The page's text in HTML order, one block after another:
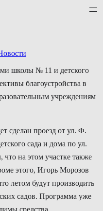
школы № 11 и детского
благоустройства в
учреждениям
сделан проезд от ул. Ф.
сада и дома по ул.
на этом участке также
этого, Игорь Морозов
летом будут производить
садов. Программа уже
средства.